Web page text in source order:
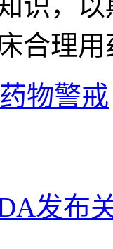
识，
合理
药物警戒
发布